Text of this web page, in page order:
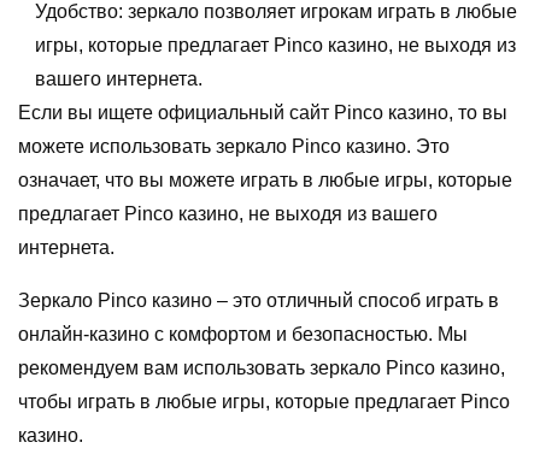
Удобство: зеркало позволяет игрокам играть в любые
игры, которые предлагает Pinco казино, не выходя из
вашего интернета.
Если вы ищете официальный сайт Pinco казино, то вы
можете использовать зеркало Pinco казино. Это
означает, что вы можете играть в любые игры, которые
предлагает Pinco казино, не выходя из вашего
интернета.
Зеркало Pinco казино – это отличный способ играть в
онлайн-казино с комфортом и безопасностью. Мы
рекомендуем вам использовать зеркало Pinco казино,
чтобы играть в любые игры, которые предлагает Pinco
казино.